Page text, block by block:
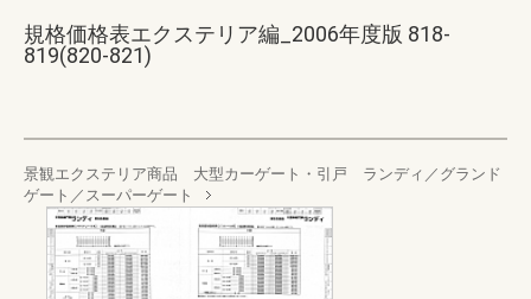
規格価格表エクステリア編_2006年度版 818-
819(820-821)
景観エクステリア商品 大型カーゲート・引戸 ランディ／グランド
ゲート／スーパーゲート